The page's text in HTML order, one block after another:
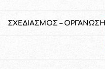
ΣΧΕΔΙΑΣΜΟΣ – ΟΡΓΑΝΩΣΗ